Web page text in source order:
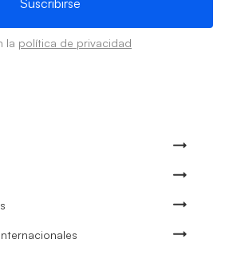
la política de privacidad